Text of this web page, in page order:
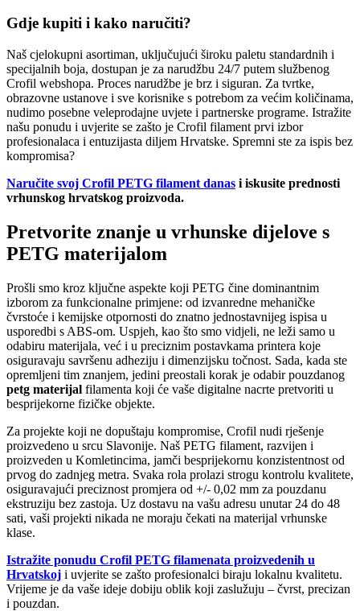
Gdje kupiti i kako naručiti?
Naš cjelokupni asortiman, uključujući široku paletu standardnih i
specijalnih boja, dostupan je za narudžbu 24/7 putem službenog
Crofil webshopa. Proces narudžbe je brz i siguran. Za tvrtke,
obrazovne ustanove i sve korisnike s potrebom za većim količinama,
nudimo posebne veleprodajne uvjete i partnerske programe. Istražite
našu ponudu i uvjerite se zašto je Crofil filament prvi izbor
profesionalaca i entuzijasta diljem Hrvatske. Spremni ste za ispis bez
kompromisa?
Naručite svoj Crofil PETG filament danas i iskusite prednosti
vrhunskog hrvatskog proizvoda.
Pretvorite znanje u vrhunske dijelove s
PETG materijalom
Prošli smo kroz ključne aspekte koji PETG čine dominantnim
izborom za funkcionalne primjene: od izvanredne mehaničke
čvrstoće i kemijske otpornosti do znatno jednostavnijeg ispisa u
usporedbi s ABS-om. Uspjeh, kao što smo vidjeli, ne leži samo u
odabiru materijala, već i u preciznim postavkama printera koje
osiguravaju savršenu adheziju i dimenzijsku točnost. Sada, kada ste
opremljeni tim znanjem, jedini preostali korak je odabir pouzdanog
petg materijal filamenta koji će vaše digitalne nacrte pretvoriti u
besprijekorne fizičke objekte.
Za projekte koji ne dopuštaju kompromise, Crofil nudi rješenje
proizvedeno u srcu Slavonije. Naš PETG filament, razvijen i
proizveden u Komletincima, jamči besprijekornu konzistentnost od
prvog do zadnjeg metra. Svaka rola prolazi strogu kontrolu kvalitete,
osiguravajući preciznost promjera od +/- 0,02 mm za pouzdanu
ekstruziju bez zastoja. Uz dostavu na vašu adresu unutar 24 do 48
sati, vaši projekti nikada ne moraju čekati na materijal vrhunske
klase.
Istražite ponudu Crofil PETG filamenata proizvedenih u
Hrvatskoj i uvjerite se zašto profesionalci biraju lokalnu kvalitetu.
Vrijeme je da vaše ideje dobiju oblik koji zaslužuju – čvrst, precizan
i pouzdan.